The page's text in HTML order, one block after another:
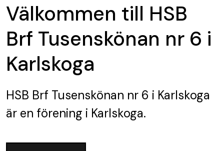
Välkommen till HSB
Brf Tusenskönan nr 6 i
Karlskoga
HSB Brf Tusenskönan nr 6 i Karlskoga
är en förening i Karlskoga.